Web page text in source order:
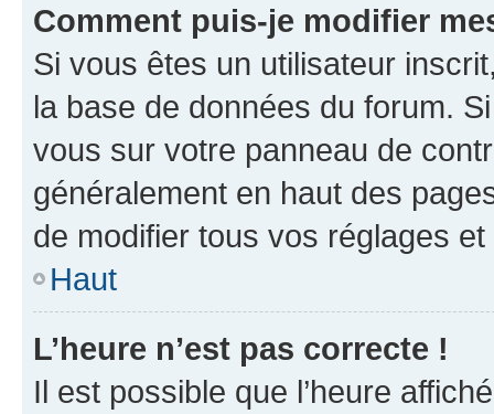
Comment puis-je modifier
Si vous êtes un utilisateur
la base de données du forum.
vous sur votre panneau de
généralement en haut des
de modifier tous vos réglages
Haut
L’heure n’est pas correcte !
Il est possible que l’heure